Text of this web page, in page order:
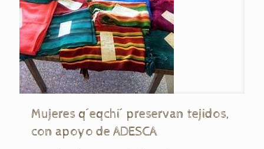
Mujeres q´eqchi´ preservan tejidos,
con apoyo de ADESCA